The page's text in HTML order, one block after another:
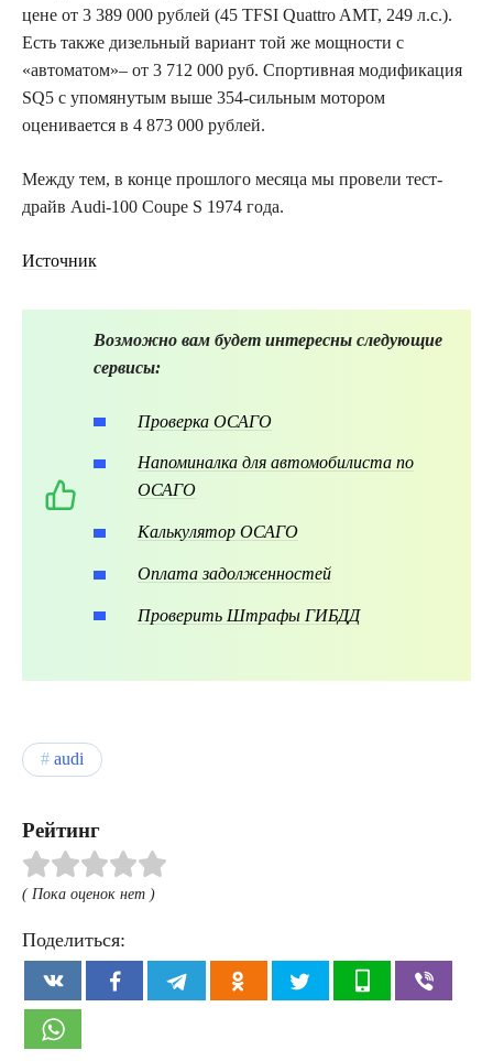
цене от 3 389 000 рублей (45 TFSI Quattro AMT, 249 л.с.).
Есть также дизельный вариант той же мощности с
«автоматом»– от 3 712 000 руб. Спортивная модификация
SQ5 с упомянутым выше 354-сильным мотором
оценивается в 4 873 000 рублей.
Между тем, в конце прошлого месяца мы провели тест-
драйв Audi-100 Coupe S 1974 года.
Источник
Возможно вам будет интересны следующие
сервисы:
Проверка ОСАГО
Напоминалка для автомобилиста по
ОСАГО
Калькулятор ОСАГО
Оплата задолженностей
Проверить Штрафы ГИБДД
audi
Рейтинг
( Пока оценок нет )
Поделиться: